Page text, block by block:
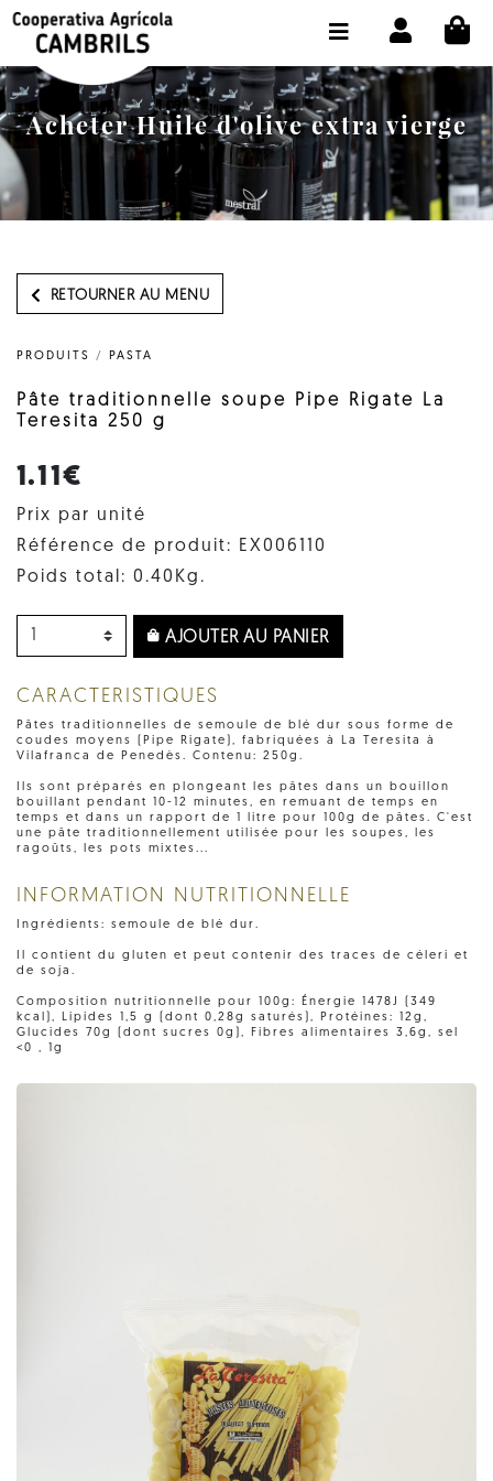
Acheter Huile d'olive extra vierge
RETOURNER AU MENU
PRODUITS / PASTA
Pâte traditionnelle soupe Pipe Rigate La
Teresita 250 g
1.11€
Prix par unité
Référence de produit: EX006110
Poids total: 0.40Kg.
AJOUTER AU PANIER
CARACTERISTIQUES
Pâtes traditionnelles de semoule de blé dur sous forme de
coudes moyens (Pipe Rigate), fabriquées à La Teresita à
Vilafranca de Penedès. Contenu: 250g.
Ils sont préparés en plongeant les pâtes dans un bouillon
bouillant pendant 10-12 minutes, en remuant de temps en
temps et dans un rapport de 1 litre pour 100g de pâtes. C'est
une pâte traditionnellement utilisée pour les soupes, les
ragoûts, les pots mixtes...
INFORMATION NUTRITIONNELLE
Ingrédients: semoule de blé dur.
Il contient du gluten et peut contenir des traces de céleri et
de soja.
Composition nutritionnelle pour 100g: Énergie 1478J (349
kcal), Lipides 1,5 g (dont 0,28g saturés), Protéines: 12g,
Glucides 70g (dont sucres 0g), Fibres alimentaires 3,6g, sel
<0 , 1g
BOUTIQUE ACHETER EN LIGNE
LA COOPÉRATIVE
OLEOTOUR
PRODUITS
NOTRE HUILE
CHOISIR LA LANGUE: FR